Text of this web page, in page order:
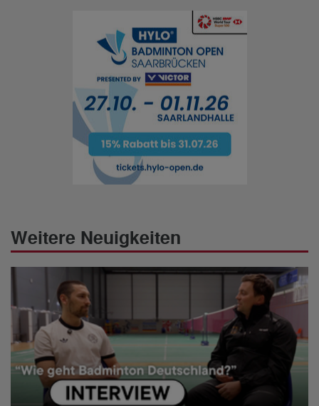
Weitere Neuigkeiten